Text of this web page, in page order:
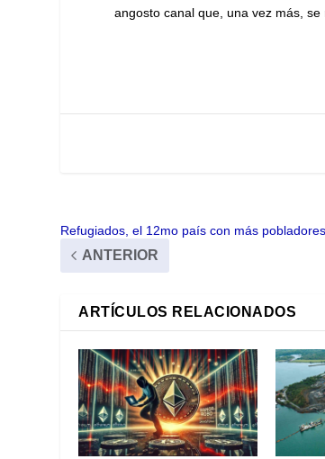
angosto canal que, una vez más,
Refugiados, el 12mo país con más
ANTERIOR
ARTÍCULOS RELACIONADOS